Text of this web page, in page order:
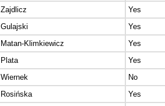
Zajdlicz Yes
Gulajski Yes
Matan-Klimkiewicz Yes
Plata Yes
Wiernek No
Rosińska Yes